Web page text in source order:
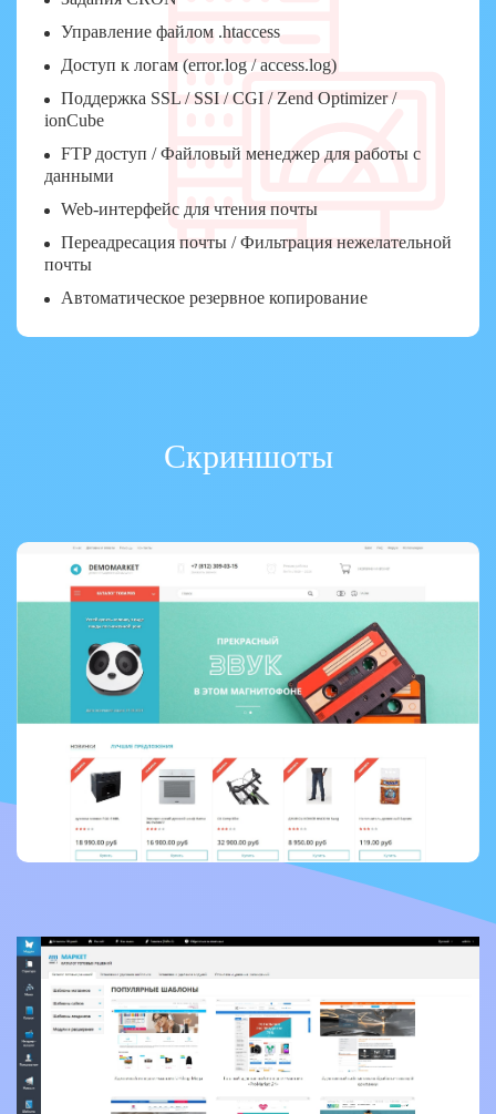
Управление файлом .htaccess
Доступ к логам (error.log / access.log)
Поддержка SSL / SSI / CGI / Zend Optimizer /
ionCube
FTP доступ / Файловый менеджер для работы с
данными
Web-интерфейс для чтения почты
Переадресация почты / Фильтрация нежелательной
почты
Автоматическое резервное копирование
Скриншоты